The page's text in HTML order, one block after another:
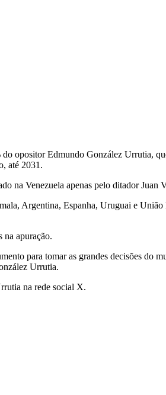
opositor Edmundo González Urrutia,
até 2031.
na Venezuela apenas pelo ditador
Argentina, Espanha, Uruguai e
na apuração.
para tomar as grandes decisões do
Urrutia.
na rede social X.